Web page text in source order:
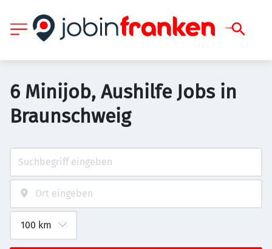
6 Minijob, Aushilfe Jobs in
Braunschweig